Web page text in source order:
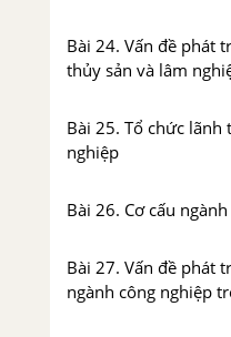
Bài 24. Vấn đề phát
thủy sản và lâm
Bài 25. Tổ chức lãnh
nghiệp
Bài 26. Cơ cấu
Bài 27. Vấn đề phát
ngành công nghiệp